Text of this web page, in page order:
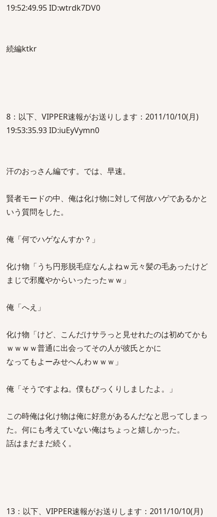
19:52:49.95 ID:wtrdk7DV0
続編ktkr
8：以下、VIPPER速報がお送りします：2011/10/10(月)
19:53:35.93 ID:iuEyVymn0
汗のおっさん編です。では、早速。
賢者モードの中、俺は化け物に対して何故ハゲであるかと
いう質問をした。
俺「何でハゲなんすか？」
化け物「うち円形脱毛症なんよねｗ元々髪の毛あったけど
まじで邪魔やからいったったｗｗ」
俺「へえ」
化け物「けど、こんだけサラっと見せれたのは初めてかも
ｗｗｗｗ普通に出会ってその人が彼氏とかに
なってもよーみせへんわｗｗｗ」
俺「そうですよね。僕もびっくりしましたよ。」
この時俺は化け物は俺に好意があるんだなと思ってしまっ
た。何にも考えていない俺はちょっと嬉しかった。
話はまだまだ続く。
13：以下、VIPPER速報がお送りします：2011/10/10(月)